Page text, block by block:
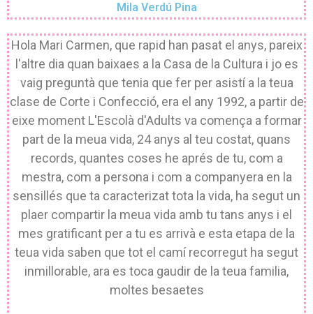
Mila Verdú Pina
Hola Mari Carmen, que rapid han pasat el anys, pareix
l'altre dia quan baixaes a la Casa de la Cultura i jo es
vaig preguntà que tenia que fer per asistí a la teua
clase de Corte i Confecció, era el any 1992, a partir de
eixe moment L'Escolà d'Adults va comença a formar
part de la meua vida, 24 anys al teu costat, quans
records, quantes coses he aprés de tu, com a
mestra, com a persona i com a companyera en la
sensillés que ta caracterizat tota la vida, ha segut un
plaer compartir la meua vida amb tu tans anys i el
mes gratificant per a tu es arrivà e esta etapa de la
teua vida saben que tot el camí recorregut ha segut
inmillorable, ara es toca gaudir de la teua familia,
moltes besaetes